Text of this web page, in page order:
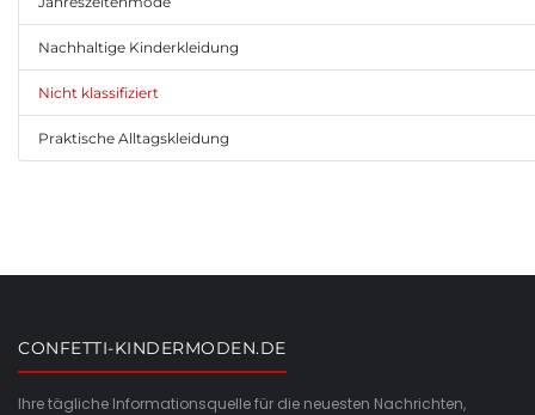
Nachhaltige Kinderkleidung
Nicht klassifiziert
Praktische Alltagskleidung
CONFETTI-KINDERMODEN.DE
Ihre tägliche Informationsquelle für die neuesten Nachrichten,